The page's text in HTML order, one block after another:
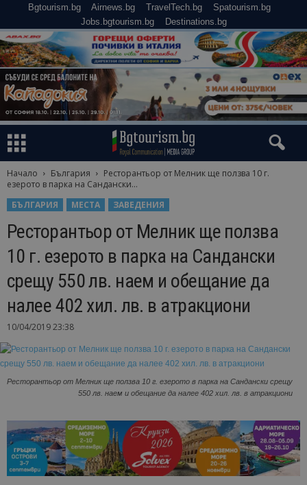
Bgtourism.bg Airnews.bg TravelTech.bg
Spatourism.bg
Jobs.bgtourism.bg
Destinations.bg
Начало България
Ресторантьор от Мелник ще ползва 10 г.
езерото в парка на Сандански...
БЪЛГАРИЯ
МЕСТА ЗАВЕДЕНИЯ
Ресторантьор от Мелник ще ползва
10 г. езерото в парка на Сандански
срещу 550 лв. наем и обещание да
налее 402 хил. лв. в атракциони
10/04/2019 23:38
Ресторантьор от Мелник ще ползва 10 г. езерото в парка на Сандански срещу
550 лв. наем и обещание да налее 402 хил. лв. в атракциони